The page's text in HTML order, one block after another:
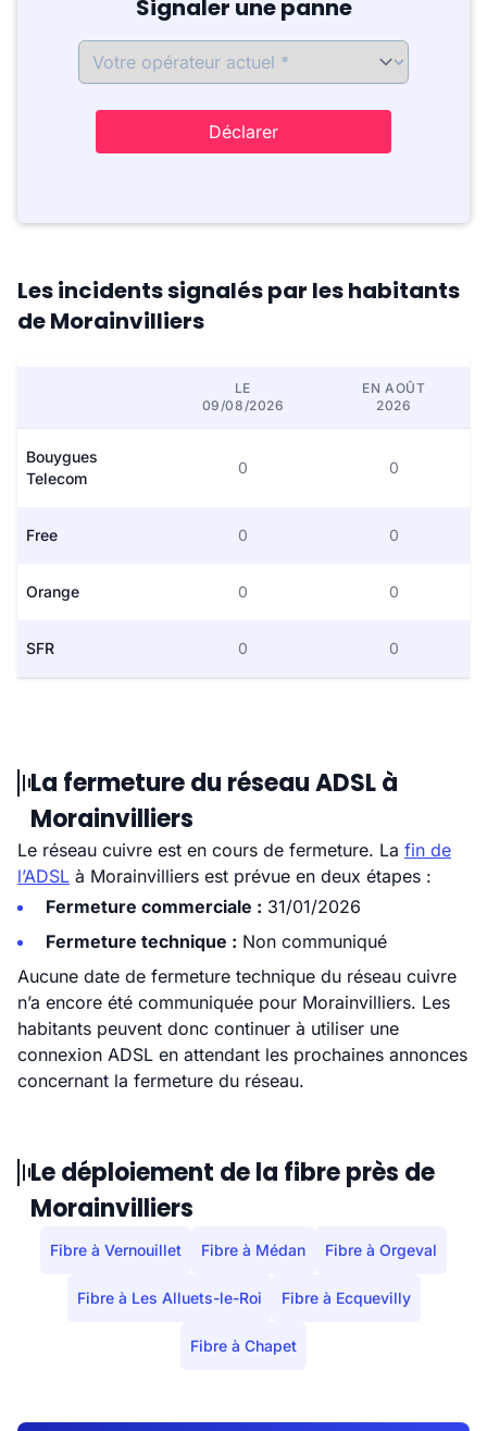
Signaler une panne
Déclarer
Les incidents signalés par les habitants
de Morainvilliers
LE
09/08/2026
EN AOÛT
2026
Bouygues
Telecom
0 0
Free 0 0
Orange 0 0
SFR 0 0
La fermeture du réseau ADSL à
Morainvilliers
Le réseau cuivre est en cours de fermeture. La fin de
l’ADSL à Morainvilliers est prévue en deux étapes :
Fermeture commerciale : 31/01/2026
Fermeture technique : Non communiqué
Aucune date de fermeture technique du réseau cuivre
n’a encore été communiquée pour Morainvilliers. Les
habitants peuvent donc continuer à utiliser une
connexion ADSL en attendant les prochaines annonces
concernant la fermeture du réseau.
Le déploiement de la fibre près de
Morainvilliers
Fibre à Vernouillet Fibre à Médan Fibre à Orgeval
Fibre à Les Alluets-le-Roi Fibre à Ecquevilly
Fibre à Chapet